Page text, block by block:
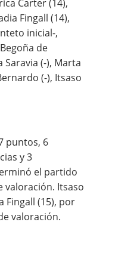
Carter (14),
Fingall (14),
inicial-,
de
Saravia (-), Marta
(-), Itsaso
puntos, 6
y 3
el partido
valoración. Itsaso
Fingall (15), por
valoración.